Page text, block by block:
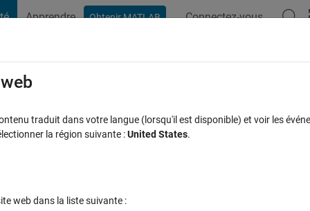
Apprendre Obtenir MATLAB Connectez-vous
signal?
traduit dans votre langue (lorsqu'il est disponible) et voir les
la région suivante :United States.
web dans la liste suivante :